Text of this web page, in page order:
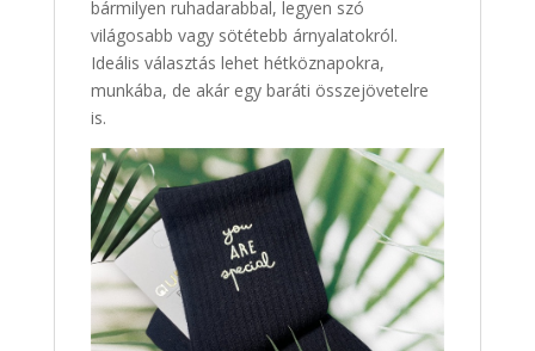
bármilyen ruhadarabbal, legyen szó
világosabb vagy sötétebb árnyalatokról.
Ideális választás lehet hétköznapokra,
munkába, de akár egy baráti összejövetelre
is.